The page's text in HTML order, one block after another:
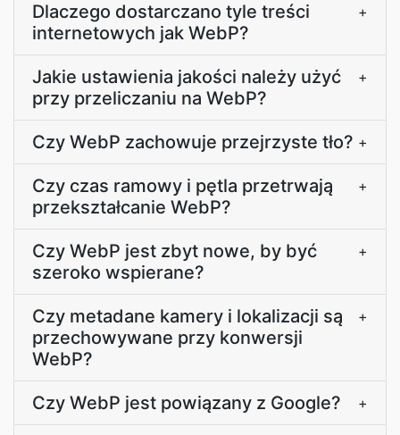
Dlaczego dostarczano tyle treści
internetowych jak WebP?
+
Jakie ustawienia jakości należy użyć
przy przeliczaniu na WebP?
+
Czy WebP zachowuje przejrzyste tło? +
Czy czas ramowy i pętla przetrwają
przekształcanie WebP?
+
Czy WebP jest zbyt nowe, by być
szeroko wspierane?
+
Czy metadane kamery i lokalizacji są
przechowywane przy konwersji
WebP?
+
Czy WebP jest powiązany z Google? +